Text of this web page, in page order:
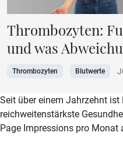
Thrombozyten:
und was
Thrombozyten Blutwerte
zur DocFinder-Startseite
logo icon
Seit über einem Jahrzehnt
reichweitenstärkste
Page Impressions pro Monat